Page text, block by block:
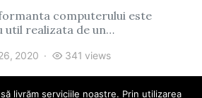
computerului este
util realizata de un…
2020 341 views
livrăm serviciile noastre. Prin utilizarea